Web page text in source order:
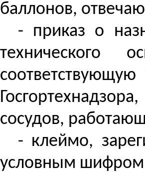
баллонов,
- приказ о
технического
сосудов,
- клеймо,
условным